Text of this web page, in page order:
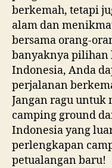
berkemah, tetapi
alam dan
bersama orang-
banyaknya pilihan
Indonesia, Anda
perjalanan
Jangan ragu untuk
camping ground
Indonesia yang
perlengkapan
petualangan baru!